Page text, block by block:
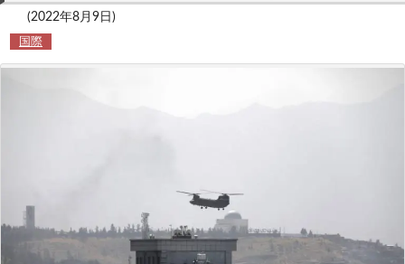
ビジネス・経済
(2022年8月9日)
国際